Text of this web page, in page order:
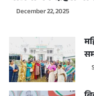
December 22, 2025